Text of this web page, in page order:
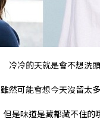
冷冷的天就是會不想洗頭
雖然可能會想今天沒留太
但是味道是藏都藏不住的